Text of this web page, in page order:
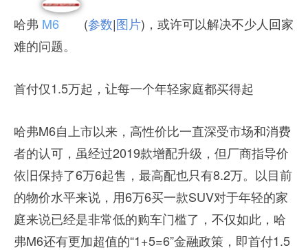
哈弗 M6 (参数|图片)，或许可以解决不少人回家
难的问题。
首付仅1.5万起，让每一个年轻家庭都买得起
哈弗M6自上市以来，高性价比一直深受市场和消费
者的认可，虽经过2019款增配升级，但厂商指导价
依旧保持了6万6起售，最高配也只有8.2万。以目前
的物价水平来说，用6万6买一款SUV对于年轻的家
庭来说已经是非常低的购车门槛了，不仅如此，哈
弗M6还有更加超值的“1+5=6”金融政策，即首付1.5